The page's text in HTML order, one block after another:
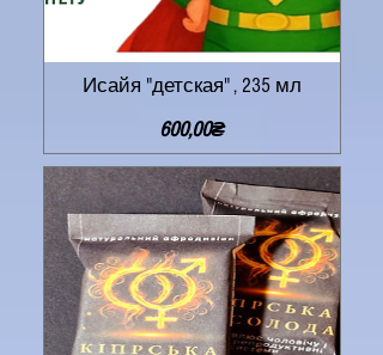
Исайя "детская" , 235 мл
600,00₴Цена